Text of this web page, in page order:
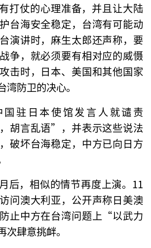
打仗的心理准备，并且让大陆
台海安全稳定，台湾有可能动
演讲时，麻生太郎还声称，要
争，就必须要有相对应的威慑
击时，日本、美国和其他国家
防卫的决心。
国驻日本使馆发言人就谴责
胡言乱语”，并表示这些说法
破坏台海稳定，中方已向日方
后，相似的情节再度上演。11
问澳大利亚，公开声称日美澳
止中方在台湾问题上“以武力
肆意挑衅。